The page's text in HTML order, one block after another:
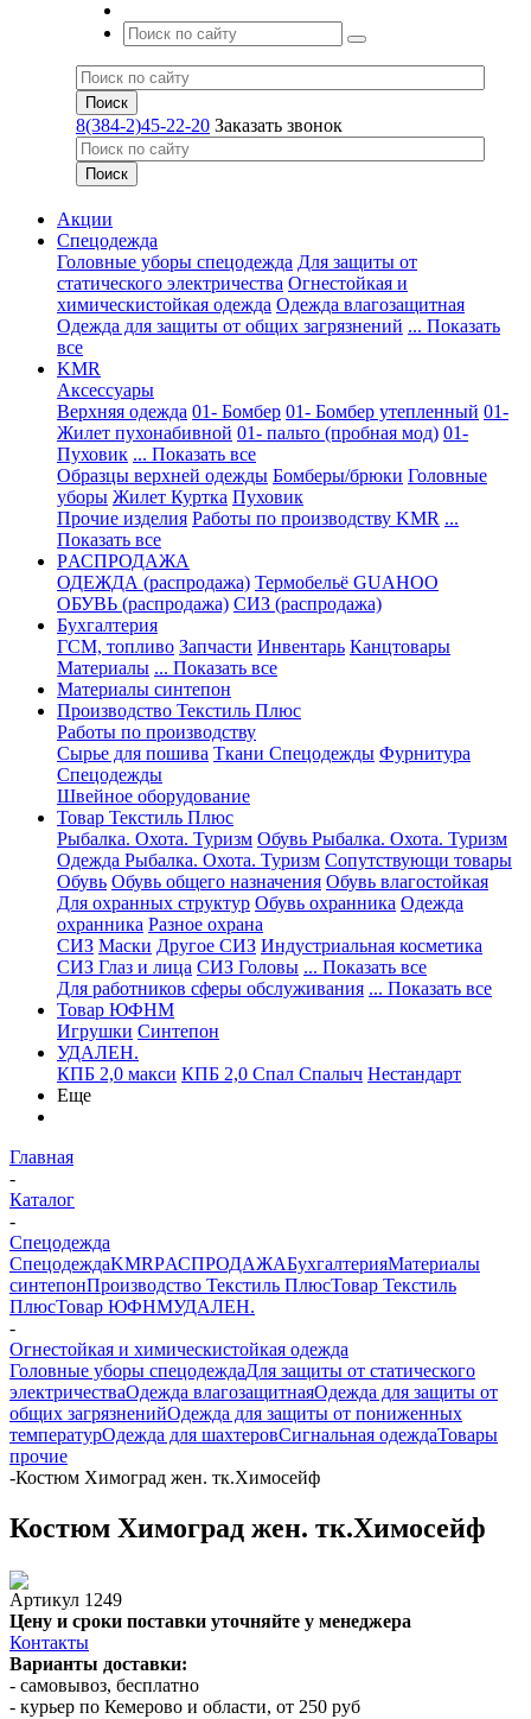
8(384-2)45-22-20 Заказать звонок
Акции
Спецодежда
Головные уборы спецодежда Для защиты от
статического электричества Огнестойкая и
химическистойкая одежда Одежда влагозащитная
Одежда для защиты от общих загрязнений ... Показать
все
KMR
Аксессуары
Верхняя одежда 01- Бомбер 01- Бомбер утепленный 01-
Жилет пухонабивной 01- пальто (пробная мод) 01-
Пуховик ... Показать все
Образцы верхней одежды Бомберы/брюки Головные
уборы Жилет Куртка Пуховик
Прочие изделия Работы по производству KMR ...
Показать все
PАСПРОДАЖА
ОДЕЖДА (распродажа) Термобельё GUAHOO
ОБУВЬ (распродажа) СИЗ (распродажа)
Бухгалтерия
ГСМ, топливо Запчасти Инвентарь Канцтовары
Материалы ... Показать все
Материалы синтепон
Производство Текстиль Плюс
Работы по производству
Сырье для пошива Ткани Спецодежды Фурнитура
Спецодежды
Швейное оборудование
Товар Текстиль Плюс
Рыбалка. Охота. Туризм Обувь Рыбалка. Охота. Туризм
Одежда Рыбалка. Охота. Туризм Сопутствующи товары
Обувь Обувь общего назначения Обувь влагостойкая
Для охранных структур Обувь охранника Одежда
охранника Разное охрана
СИЗ Маски Другое СИЗ Индустриальная косметика
СИЗ Глаз и лица СИЗ Головы ... Показать все
Для работников сферы обслуживания ... Показать все
Товар ЮФНМ
Игрушки Синтепон
УДАЛЕН.
КПБ 2,0 макси КПБ 2,0 Спал Спалыч Нестандарт
Еще
Главная
-
Каталог
-
Спецодежда
СпецодеждаKMRPАСПРОДАЖАБухгалтерияМатериалы
синтепонПроизводство Текстиль ПлюсТовар Текстиль
ПлюсТовар ЮФНМУДАЛЕН.
-
Огнестойкая и химическистойкая одежда
Головные уборы спецодеждаДля защиты от статического
электричестваОдежда влагозащитнаяОдежда для защиты от
общих загрязненийОдежда для защиты от пониженных
температурОдежда для шахтеровСигнальная одеждаТовары
прочие
-Костюм Химоград жен. тк.Химосейф
Костюм Химоград жен. тк.Химосейф
Артикул 1249
Цену и сроки поставки уточняйте у менеджера
Контакты
Варианты доставки:
- самовывоз, бесплатно
- курьер по Кемерово и области, от 250 руб